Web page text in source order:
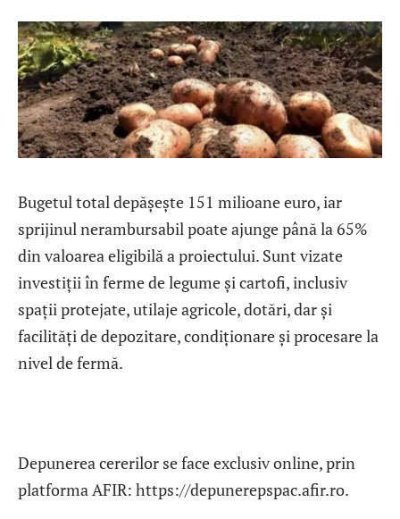
Bugetul total depășește 151 milioane euro, iar
sprijinul nerambursabil poate ajunge până la 65%
din valoarea eligibilă a proiectului. Sunt vizate
investiții în ferme de legume și cartofi, inclusiv
spații protejate, utilaje agricole, dotări, dar și
facilități de depozitare, condiționare și procesare la
nivel de fermă.
Depunerea cererilor se face exclusiv online, prin
platforma AFIR: https://depunerepspac.afir.ro.